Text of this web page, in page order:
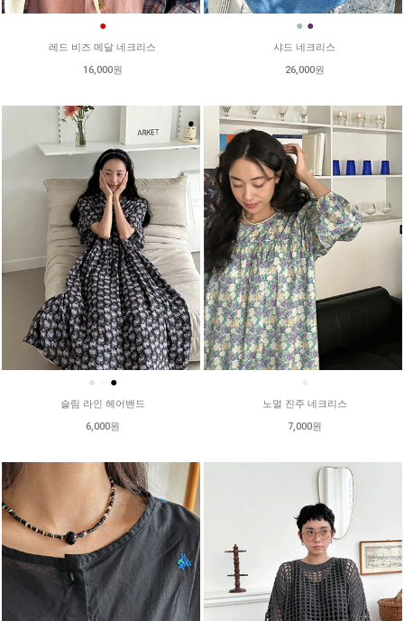
●
레드 비즈 메달 네크리스
16,000원
● ●
샤드 네크리스
26,000원
● ●
슬림 라인 헤어밴드
6,000원
●
노멀 진주 네크리스
7,000원